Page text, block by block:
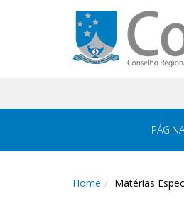
Home Matérias